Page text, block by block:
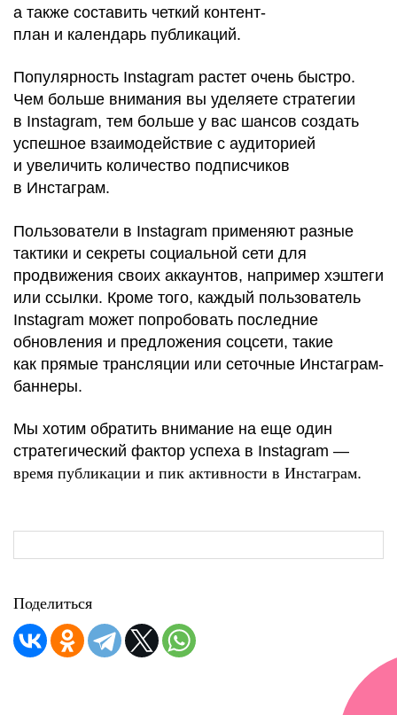
а также составить четкий контент-
план и календарь публикаций.
Популярность Instagram растет очень быстро.
Чем больше внимания вы уделяете стратегии
в Instagram, тем больше у вас шансов создать
успешное взаимодействие с аудиторией
и увеличить количество подписчиков
в Инстаграм.
Пользователи в Instagram применяют разные
тактики и секреты социальной сети для
продвижения своих аккаунтов, например хэштеги
или ссылки. Кроме того, каждый пользователь
Instagram может попробовать последние
обновления и предложения соцсети, такие
как прямые трансляции или сеточные Инстаграм-
баннеры.
Мы хотим обратить внимание на еще один
стратегический фактор успеха в Instagram —
время публикации и пик активности в Инстаграм.
Поделиться